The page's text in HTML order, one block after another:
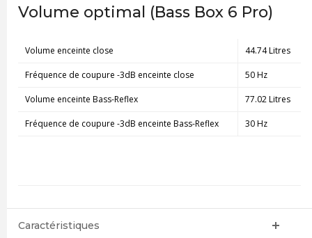
Volume optimal (Bass Box 6 Pro)
Volume enceinte close 44.74 Litres
Fréquence de coupure -3dB enceinte close 50 Hz
Volume enceinte Bass-Reflex 77.02 Litres
Fréquence de coupure -3dB enceinte Bass-Reflex 30 Hz
Caractéristiques